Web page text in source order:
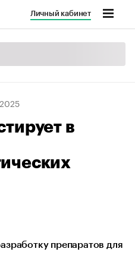
Личный кабинет
в
препаратов для